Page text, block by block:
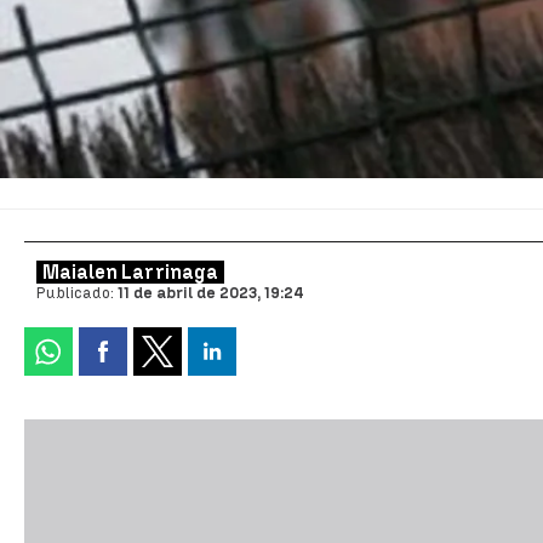
Maialen Larrinaga
Publicado: 11 de abril de 2023, 19:24